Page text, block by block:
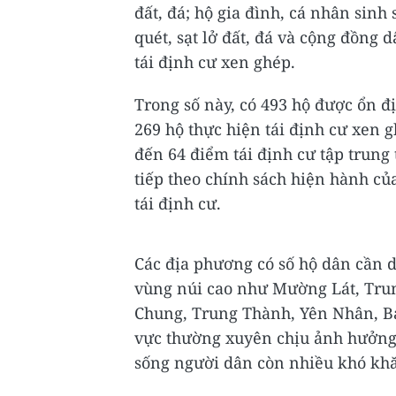
đất, đá; hộ gia đình, cá nhân sinh
quét, sạt lở đất, đá và cộng đồng
tái định cư xen ghép.
Trong số này, có 493 hộ được ổn
269 hộ thực hiện tái định cư xen
đến 64 điểm tái định cư tập
tiếp theo chính sách hiện hành
tái định cư.
Các địa phương có số hộ dân
vùng núi cao như Mường Lát,
Chung, Trung Thành, Yên Nhân,
vực thường xuyên chịu ảnh
sống người dân còn nhiều khó